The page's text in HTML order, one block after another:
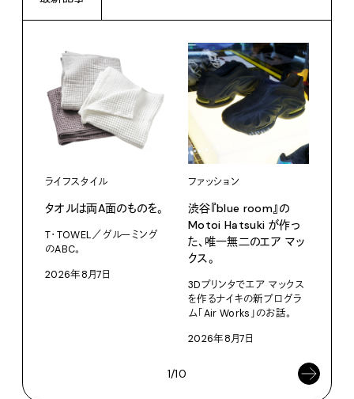
ライフスタイル
タオルは両A面のものを。
T・TOWEL／グルーミング
のABC。
2026年8月7日
ファッション
渋⾕『blue room』の
Motoi Hatsuki が作っ
た、唯⼀無⼆のエア マッ
クス。
3Dプリンタでエア マックス
を作るナイキの新プログラ
ム「Air Works」のお話。
2026年8月7日
1/10